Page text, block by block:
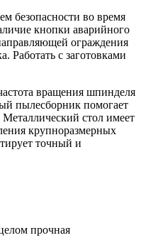
безопасности во время
кнопки аварийного
ограждения
Работать с заготовками
вращения шпинделя
пылесборник помогает
Металлический стол имеет
крупноразмерных
точный и
прочная